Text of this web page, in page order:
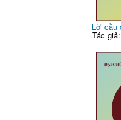
Lời cầu
Tác giả: